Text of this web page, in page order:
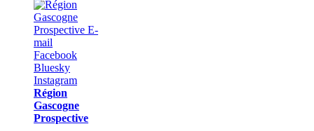
Région
Gascogne
Prospective